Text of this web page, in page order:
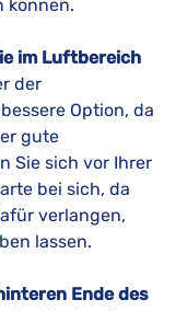
können.
im Luftbereich
der
Option, da
gute
Sie sich vor Ihrer
bei sich, da
verlangen,
lassen.
Ende des